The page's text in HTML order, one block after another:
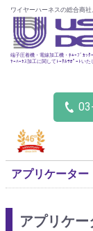
ワイヤーハーネスの総合商社
端子圧着機・電線加工機・ﾁｭｰﾌﾞｶｯﾀ
ﾔｰﾊｰﾈｽ加工に関してﾄｰﾀﾙｻﾎﾟｰﾄいた
アプリケーター
アプリケー